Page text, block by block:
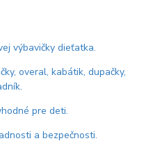
výbavičky dieťatka.
overal, kabátik, dupačky,
pre deti.
a bezpečnosti.